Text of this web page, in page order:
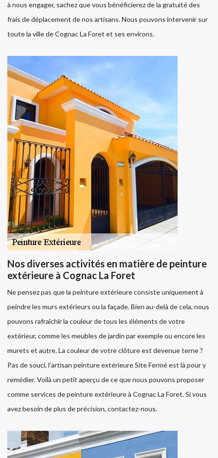
à nous engager, sachez que vous bénéficierez de la gratuité des
frais de déplacement de nos artisans. Nous pouvons intervenir sur
toute la ville de Cognac La Foret et ses environs.
Nos diverses activités en matière de peinture
extérieure à Cognac La Foret
Ne pensez pas que la peinture extérieure consiste uniquement à
peindre les murs extérieurs ou la façade. Bien au-delà de cela, nous
pouvons rafraîchir la couleur de tous les éléments de votre
extérieur, comme les meubles de jardin par exemple ou encore les
murets et autre. La couleur de votre clôture est devenue terne ?
Pas de souci, l’artisan peinture extérieure Site Fermé est là pour y
remédier. Voilà un petit aperçu de ce que nous pouvons proposer
comme services de peinture extérieure à Cognac La Foret. Si vous
avez besoin de plus de précision, contactez-nous.